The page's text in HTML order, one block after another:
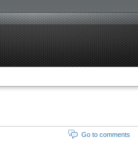
Go to comments